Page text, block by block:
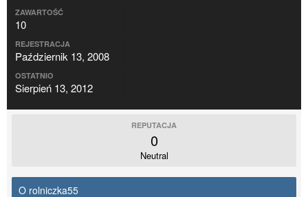
ZAWARTOŚĆ
10
REJESTRACJA
Październik 13, 2008
OSTATNIO
Sierpień 13, 2012
REPUTACJA
0
Neutral
O rolniczka55